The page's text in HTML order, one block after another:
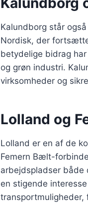
Kalundborg står
Nordisk, der
betydelige bidrag
og grøn industri.
virksomheder og
Lolland og
Lolland er en af de
Femern Bælt-
arbejdspladser både
en stigende
transportmuligheder,